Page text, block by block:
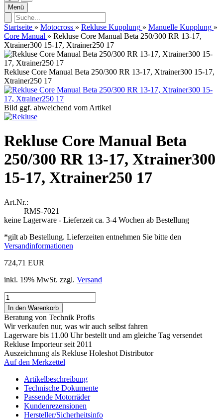
Menü
Startseite » Motocross » Rekluse Kupplung » Manuelle Kupplung »
Core Manual » Rekluse Core Manual Beta 250/300 RR 13-17,
Xtrainer300 15-17, Xtrainer250 17
Rekluse Core Manual Beta 250/300 RR 13-17, Xtrainer300 15-17,
Xtrainer250 17
Bild ggf. abweichend vom Artikel
Rekluse Core Manual Beta
250/300 RR 13-17, Xtrainer300
15-17, Xtrainer250 17
Art.Nr.:
RMS-7021
keine Lagerware - Lieferzeit ca. 3-4 Wochen ab Bestellung
*gilt ab Bestellung. Lieferzeiten entnehmen Sie bitte den
Versandinformationen
724,71 EUR
inkl. 19% MwSt. zzgl. Versand
Beratung von Technik Profis
Wir verkaufen nur, was wir auch selbst fahren
Lagerware bis 11.00 Uhr bestellt und am gleiche Tag versendet
Rekluse Importeur seit 2011
Auszeichnung als Rekluse Holeshot Distributor
Auf den Merkzettel
Artikelbeschreibung
Technische Dokumente
Passende Motorräder
Kundenrezensionen
Hersteller/Sicherheitsinfo